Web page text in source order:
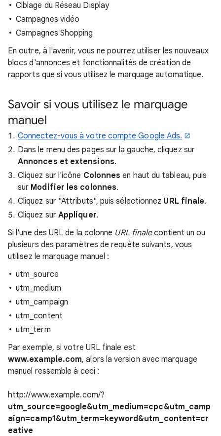
Ciblage du Réseau Display
Campagnes vidéo
Campagnes Shopping
En outre, à l'avenir, vous ne pourrez utiliser les nouveaux
blocs d'annonces et fonctionnalités de création de
rapports que si vous utilisez le marquage automatique.
Savoir si vous utilisez le marquage
manuel
Connectez-vous à votre compte Google Ads.
Dans le menu des pages sur la gauche, cliquez sur
Annonces et extensions.
Cliquez sur l'icône Colonnes en haut du tableau, puis
sur Modifier les colonnes.
Cliquez sur "Attributs", puis sélectionnez URL finale.
Cliquez sur Appliquer.
Si l'une des URL de la colonne URL finalecontient un ou
plusieurs des paramètres de requête suivants, vous
utilisez le marquage manuel :
utm_source
utm_medium
utm_campaign
utm_content
utm_term
Par exemple, si votre URL finale est
www.example.com, alors la version avec marquage
manuel ressemble à ceci :
http://www.example.com/?
utm_source=google&utm_medium=cpc&utm_camp
aign=camp1&utm_term=keyword&utm_content=cr
eative